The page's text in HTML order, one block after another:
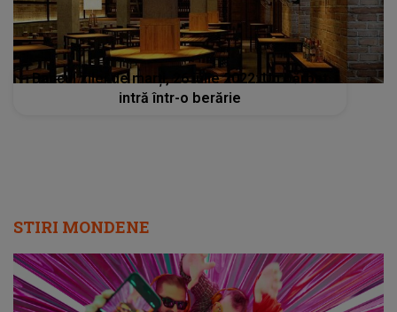
Bancul zilei de marți, 26 iulie 2022: Un bărbat
intră într-o berărie
STIRI MONDENE